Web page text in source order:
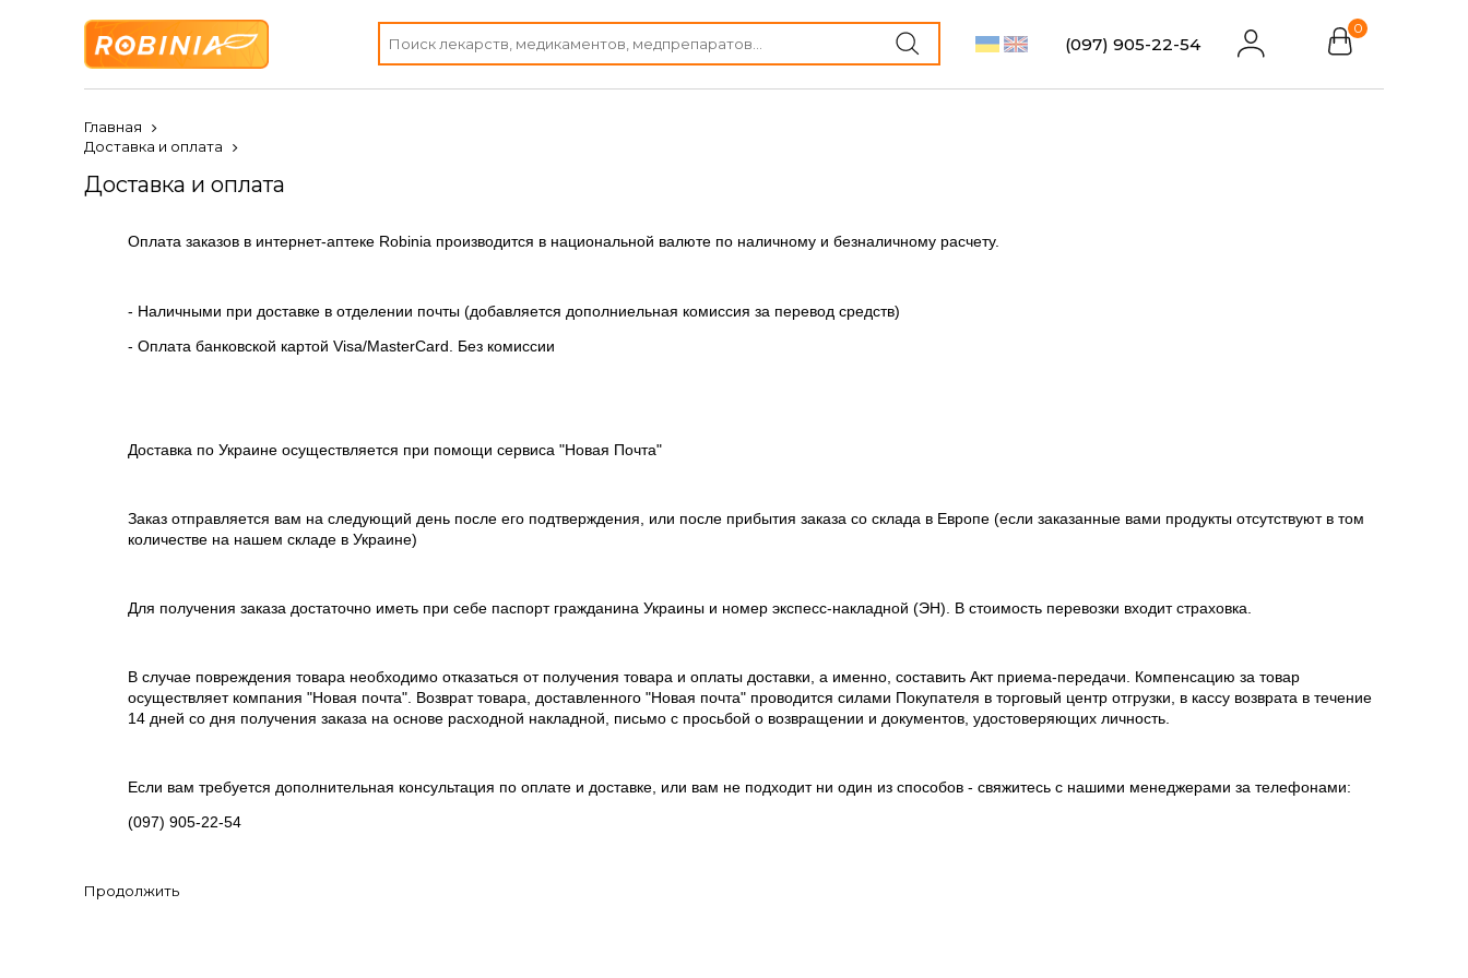
(097) 905-22-54
0
Главная
Доставка и оплата
Доставка и оплата
Оплата заказов в интернет-аптеке Robinia производится в национальной валюте по наличному и безналичному расчету.
- Наличными при доставке в отделении почты (добавляется дополниельная комиссия за перевод средств)
- Оплата банковской картой Visa/MasterCard. Без комиссии
Доставка по Украине осуществляется при помощи сервиса "Новая Почта"
Заказ отправляется вам на следующий день после его подтверждения, или после прибытия заказа со склада в Европе (если заказанные вами продукты отсутствуют в том
количестве на нашем складе в Украине)
Для получения заказа достаточно иметь при себе паспорт гражданина Украины и номер экспесс-накладной (ЭН). В стоимость перевозки входит страховка.
В случае повреждения товара необходимо отказаться от получения товара и оплаты доставки, а именно, составить Акт приема-передачи. Компенсацию за товар
осуществляет компания "Новая почта". Возврат товара, доставленного "Новая почта" проводится силами Покупателя в торговый центр отгрузки, в кассу возврата в течение
14 дней со дня получения заказа на основе расходной накладной, письмо с просьбой о возвращении и документов, удостоверяющих личность.
Если вам требуется дополнительная консультация по оплате и доставке, или вам не подходит ни один из способов - свяжитесь с нашими менеджерами за телефонами:
(097) 905-22-54
Продолжить